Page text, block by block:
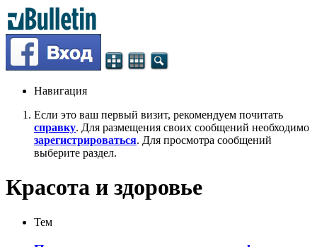
Навигация
Если это ваш первый визит, рекомендуем почитать
справку. Для размещения своих сообщений необходимо
зарегистрироваться. Для просмотра сообщений
выберите раздел.
Красота и здоровье
Тем